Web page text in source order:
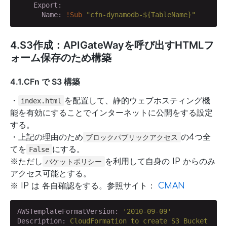
    Export:
      Name:
!Sub "cfn-dynamodb-${TableName}"
4.S3作成：APIGateWayを呼び出すHTMLフ
ォーム保存のため構築
4.1.CFn で S3 構築
・ index.html
を配置して、静的ウェブホスティング機
能を有効にすることでインターネットに公開をする設定
する。
・上記の理由のため ブロックパブリックアクセス の4つ全
てを False にする。
※ただし バケットポリシー を利用して自身の IP からのみ
アクセス可能とする。
※ IP は 各自確認をする。参照サイト： CMAN
AWSTemplateFormatVersion:
'2010-09-09'
Description:
CloudFormation to create S3 Bucket